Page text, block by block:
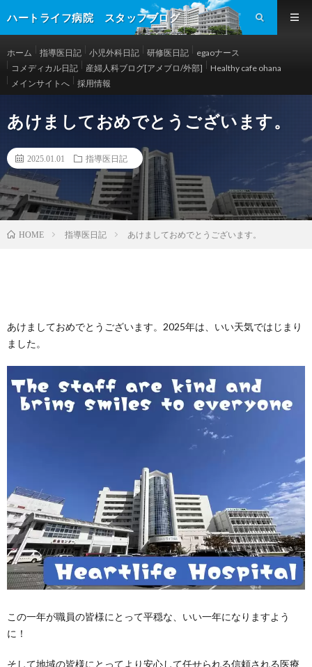
ハートライフ病院 スタッフブログ
ホーム 指導医日記 小児外科日記 研修医日記
egaoナース
コメディカル日記
産婦人科ブログ[アメブロ/外部]
Healthy cafe ohana
メインサイトへ
採用情報
あけましておめでとうございます。
2025.01.01 指導医日記
HOME 指導医日記 あけましておめでとうございます。
あけましておめでとうございます。2025年は、いい天気ではじまり
ました。
この一年が職員の皆様にとって平穏な、いい一年になりますよう
に！
そして地域の皆様にとってより安心して任せられる信頼される医療